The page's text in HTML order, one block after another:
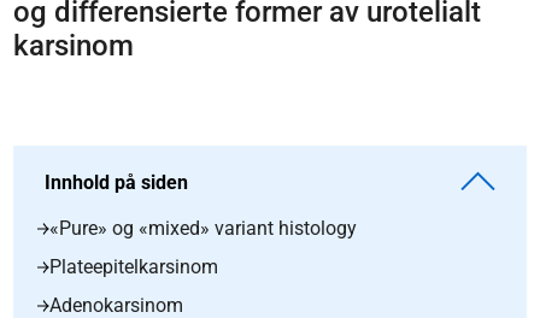
og differensierte former av urotelialt
karsinom
Innhold på siden
«Pure» og «mixed» variant histology
Plateepitelkarsinom
Adenokarsinom